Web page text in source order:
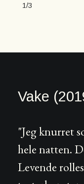
1 3
Vake
"Jeg knurret
hele natten.
Levende